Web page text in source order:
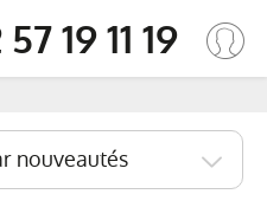
19 11 19
nouveautés